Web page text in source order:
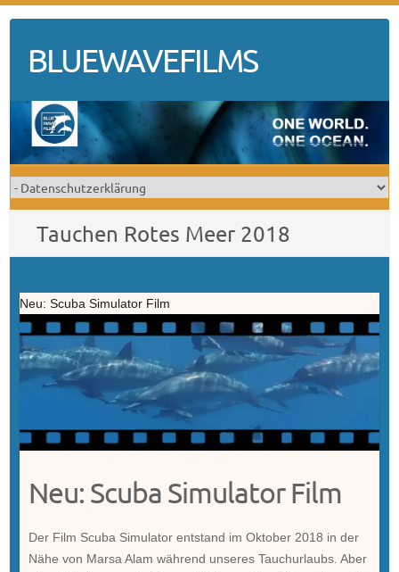
contentBLUEWAVEFILMS
Tauchen Rotes Meer 2018
Neu: Scuba Simulator Film
Neu: Scuba Simulator Film
Der Film Scuba Simulator entstand im Oktober 2018 in der
Nähe von Marsa Alam während unseres Tauchurlaubs. Aber